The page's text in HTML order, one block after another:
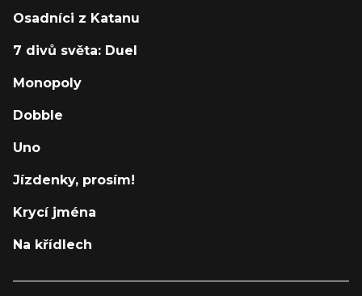
Osadníci z Katanu
7 divů světa: Duel
Monopoly
Dobble
Uno
Jízdenky, prosím!
Krycí jména
Na křídlech